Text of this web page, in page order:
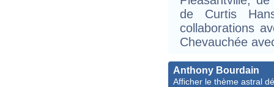
de Curtis
collaborations
Chevauchée
Anthony Bourdain
Afficher le thème astral